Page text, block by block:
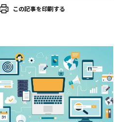
この記事を印刷する